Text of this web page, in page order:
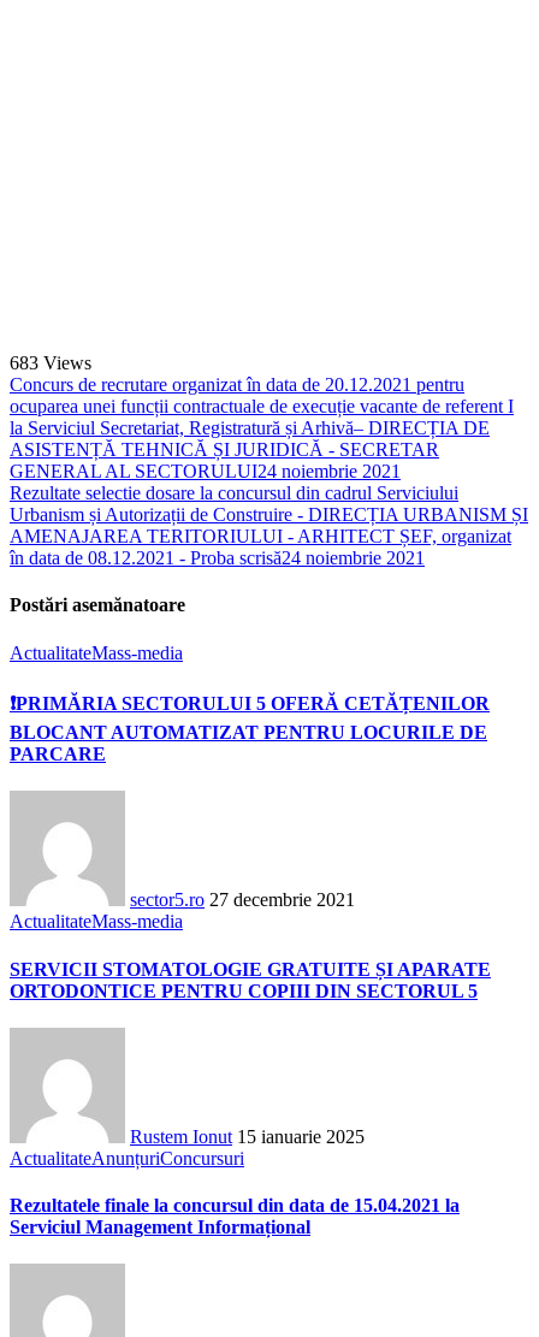
683 Views
Concurs de recrutare organizat în data de 20.12.2021 pentru
ocuparea unei funcții contractuale de execuție vacante de referent I
la Serviciul Secretariat, Registratură și Arhivă– DIRECȚIA DE
ASISTENȚĂ TEHNICĂ ȘI JURIDICĂ - SECRETAR
GENERAL AL SECTORULUI24 noiembrie 2021
Rezultate selectie dosare la concursul din cadrul Serviciului
Urbanism și Autorizații de Construire - DIRECȚIA URBANISM ȘI
AMENAJAREA TERITORIULUI - ARHITECT ȘEF, organizat
în data de 08.12.2021 - Proba scrisă24 noiembrie 2021
Postări asemănatoare
ActualitateMass-media
❗PRIMĂRIA SECTORULUI 5 OFERĂ CETĂȚENILOR
BLOCANT AUTOMATIZAT PENTRU LOCURILE DE
PARCARE
sector5.ro 27 decembrie 2021
ActualitateMass-media
SERVICII STOMATOLOGIE GRATUITE ȘI APARATE
ORTODONTICE PENTRU COPIII DIN SECTORUL 5
Rustem Ionut 15 ianuarie 2025
ActualitateAnunțuriConcursuri
Rezultatele finale la concursul din data de 15.04.2021 la
Serviciul Management Informațional